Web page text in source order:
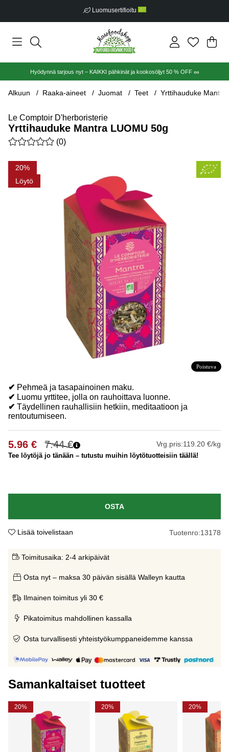
Luomusertifioitu
.
Hyödynnä tarjous nyt – KAIKKI pähkinät ja kookosöljyt 50 % OFF 🥜
Alkuun Raaka-aineet Juomat Teet Yrttihauduke Mantra
Le Comptoir D'herboristerie
Yrttihauduke Mantra LUOMU 50g
Keskiarvoluokitus 0 / 5 Arvioiden määrä 0
(0)
Poistuva
20
Löytö
Tuotekuvat Yrttihauduke Mantra LUOMU 50g
✔ Pehmeä ja tasapainoinen maku.
✔ Luomu yrttitee, jolla on rauhoittava luonne.
✔ Täydellinen rauhallisiin hetkiin, meditaatioon ja
rentoutumiseen.
7.44€
5.96 € Vrg.pris:119.20 €/kg
Tee löytöjä jo tänään – tutustu muihin löytötuotteisiin täällä!
OSTA
Lisää toivelistaan Tuotenro:13178
Toimitusaika: 2-4 arkipäivät
Osta nyt – maksa 30 päivän sisällä Walleyn kautta
Ilmainen toimitus yli 30 €
Pikatoimitus mahdollinen kassalla
Osta turvallisesti yhteistyökumppaneidemme kanssa
Samankaltaiset tuotteet
20% 20% 20%